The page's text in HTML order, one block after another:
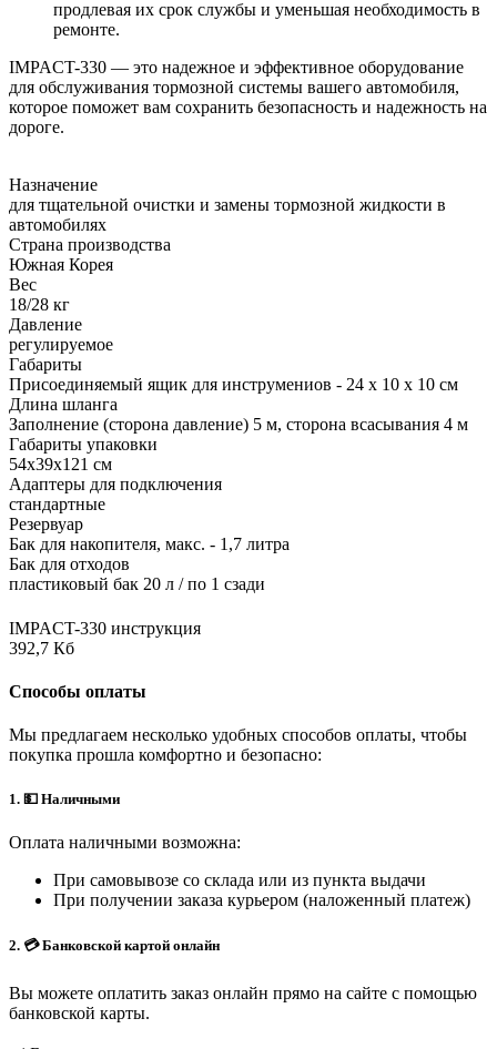
продлевая их срок службы и уменьшая необходимость в
ремонте.
IMPACT-330 — это надежное и эффективное оборудование
для обслуживания тормозной системы вашего автомобиля,
которое поможет вам сохранить безопасность и надежность на
дороге.
Назначение
для тщательной очистки и замены тормозной жидкости в
автомобилях
Страна производства
Южная Корея
Вес
18/28 кг
Давление
регулируемое
Габариты
Присоединяемый ящик для инструмениов - 24 x 10 x 10 см
Длина шланга
Заполнение (сторона давление) 5 м, сторона всасывания 4 м
Габариты упаковки
54х39х121 см
Адаптеры для подключения
стандартные
Резервуар
Бак для накопителя, макс. - 1,7 литра
Бак для отходов
пластиковый бак 20 л / по 1 сзади
IMPACT-330 инструкция
392,7 Кб
Способы оплаты
Мы предлагаем несколько удобных способов оплаты, чтобы
покупка прошла комфортно и безопасно:
1. 💵 Наличными
Оплата наличными возможна:
При самовывозе со склада или из пункта выдачи
При получении заказа курьером (наложенный платеж)
2. 💳 Банковской картой онлайн
Вы можете оплатить заказ онлайн прямо на сайте с помощью
банковской карты.